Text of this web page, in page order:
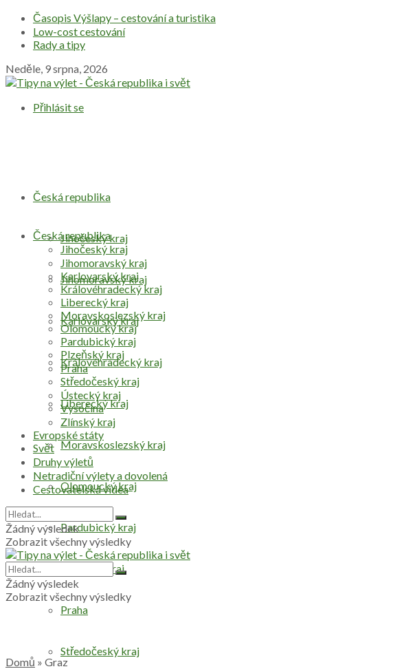
Časopis Výšlapy – cestování a turistika
Low-cost cestování
Rady a tipy
Neděle, 9 srpna, 2026
Přihlásit se
Česká republika
Jihočeský kraj
Jihomoravský kraj
Karlovarský kraj
Královéhradecký kraj
Liberecký kraj
Moravskoslezský kraj
Olomoucký kraj
Pardubický kraj
Plzeňský kraj
Praha
Středočeský kraj
Česká republika
Jihočeský kraj
Jihomoravský kraj
Karlovarský kraj
Královéhradecký kraj
Liberecký kraj
Moravskoslezský kraj
Olomoucký kraj
Pardubický kraj
Plzeňský kraj
Praha
Středočeský kraj
Ústecký kraj
Vysočina
Zlínský kraj
Evropské státy
Svět
Druhy výletů
Netradiční výlety a dovolená
Cestovatelská videa
Žádný výsledek
Zobrazit všechny výsledky
Žádný výsledek
Zobrazit všechny výsledky
Domů » Graz